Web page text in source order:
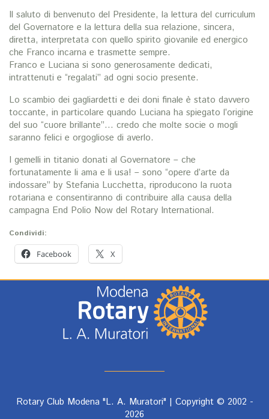
Il saluto di benvenuto del Presidente, la lettura del curriculum
del Governatore e la lettura della sua relazione, sincera,
diretta, interpretata con quello spirito giovanile ed energico
che Franco incarna e trasmette sempre.
Franco e Luciana si sono generosamente dedicati,
intrattenuti e “regalati” ad ogni socio presente.
Lo scambio dei gagliardetti e dei doni finale è stato davvero
toccante, in particolare quando Luciana ha spiegato l’origine
del suo “cuore brillante”… credo che molte socie o mogli
saranno felici e orgogliose di averlo.
I gemelli in titanio donati al Governatore – che
fortunatamente li ama e li usa! – sono “opere d’arte da
indossare” by Stefania Lucchetta, riproducono la ruota
rotariana e consentiranno di contribuire alla causa della
campagna End Polio Now del Rotary International.
Condividi:
Facebook X
Rotary Club Modena "L. A. Muratori" | Copyright © 2002 -
2026